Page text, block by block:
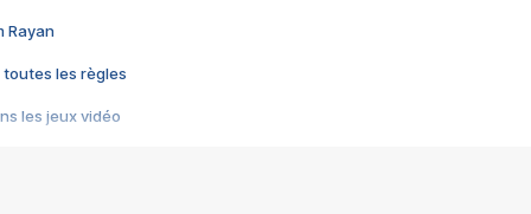
Rayan
toutes les règles
les jeux vidéo